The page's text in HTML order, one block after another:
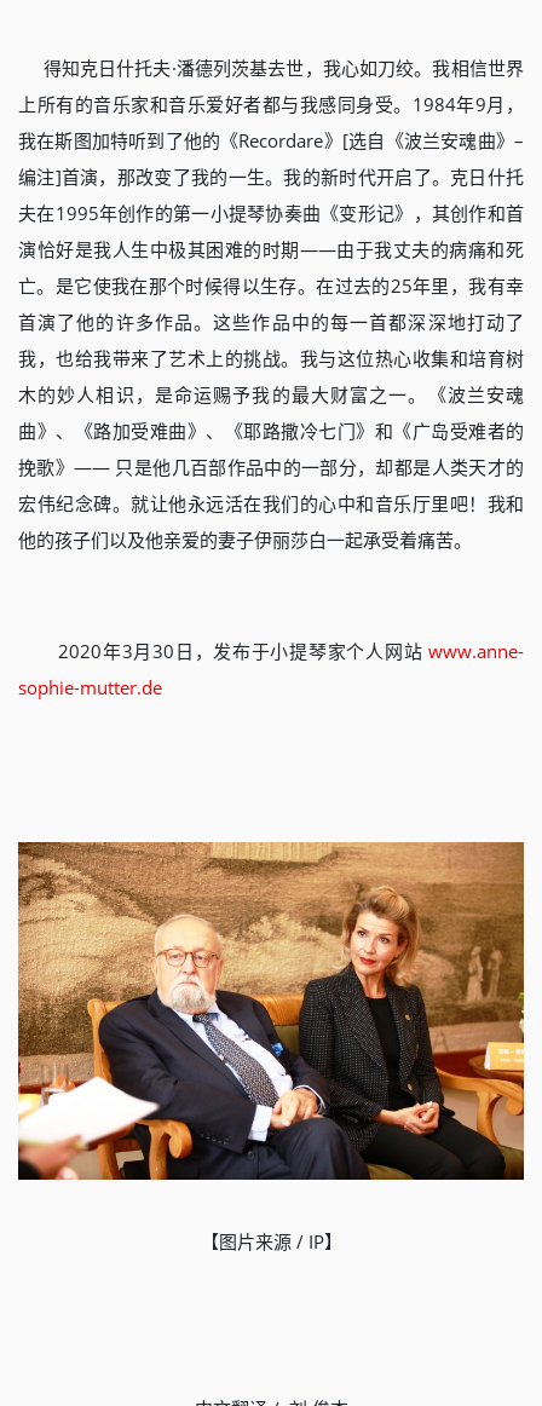
得知克日什托夫·潘德列茨基去世，我心如刀绞。我相信世界
上所有的音乐家和音乐爱好者都与我感同身受。1984年9月，
我在斯图加特听到了他的《Recordare》[选自《波兰安魂曲》–
编注]首演，那改变了我的一生。我的新时代开启了。克日什托
夫在1995年创作的第一小提琴协奏曲《变形记》，其创作和首
演恰好是我人生中极其困难的时期——由于我丈夫的病痛和死
亡。是它使我在那个时候得以生存。在过去的25年里，我有幸
首演了他的许多作品。这些作品中的每一首都深深地打动了
我，也给我带来了艺术上的挑战。我与这位热心收集和培育树
木的妙人相识，是命运赐予我的最大财富之一。《波兰安魂
曲》、《路加受难曲》、《耶路撒冷七门》和《广岛受难者的
挽歌》—— 只是他几百部作品中的一部分，却都是人类天才的
宏伟纪念碑。就让他永远活在我们的心中和音乐厅里吧！我和
他的孩子们以及他亲爱的妻子伊丽莎白一起承受着痛苦。
2020年3月30日，发布于小提琴家个人网站 www.anne-
sophie-mutter.de
【图片来源 / IP】​​​​